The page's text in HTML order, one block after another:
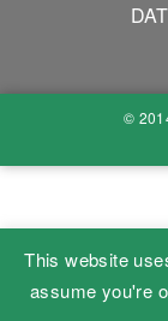
©
This website
assume you're